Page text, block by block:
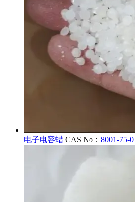
电子电容蜡 CAS No： 8001-75-0